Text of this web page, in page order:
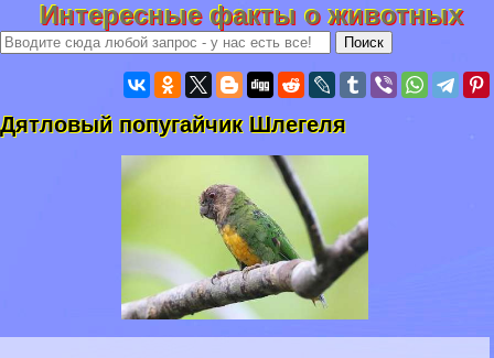
Интересные факты о животных
Дятловый попугайчик Шлегеля